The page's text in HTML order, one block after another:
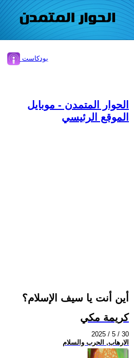
بودكاست
الحوار المتمدن - موبايل
الموقع الرئيسي
أين أنت يا سيف الإسلام؟
كريمة مكي
2025 / 5 / 30
الارهاب, الحرب والسلام